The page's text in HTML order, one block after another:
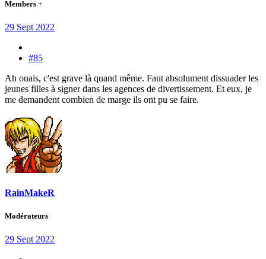
Members +
29 Sept 2022
#85
Ah ouais, c'est grave là quand même. Faut absolument dissuader les
jeunes filles à signer dans les agences de divertissement. Et eux, je
me demandent combien de marge ils ont pu se faire.
RainMakeR
Modérateurs
29 Sept 2022